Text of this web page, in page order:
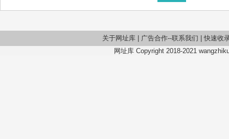
关于网址库 广告合作--联系我们
快速收
网址库 Copyright 2018-2021